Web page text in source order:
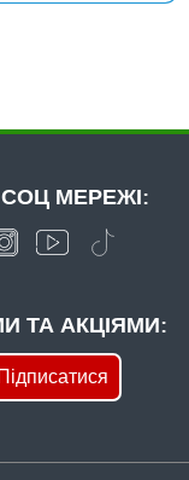
ТА АКЦІЯМИ:
Підписатися
СОЦ МЕРЕЖІ: